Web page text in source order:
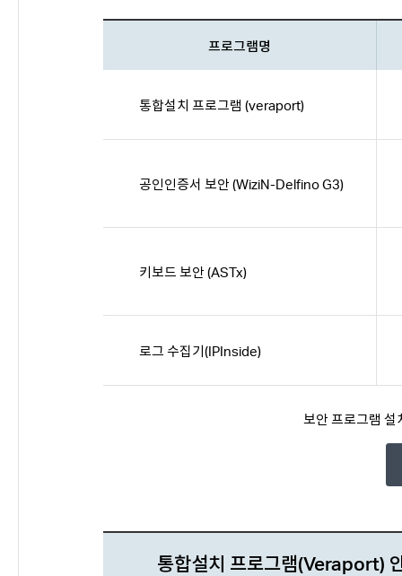
프로그램명
통합설치 프로그램 (veraport)
공인인증서 보안 (WiziN-Delfino G3)
키보드 보안 (ASTx)
로그 수집기(IPInside)
보안 프로그램 설
통합설치 프로그램(Veraport)